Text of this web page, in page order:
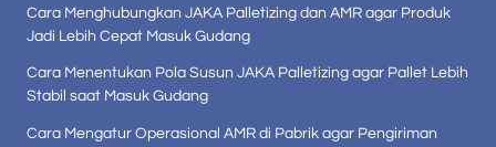
Cara Menghubungkan JAKA Palletizing dan AMR agar Produk
Jadi Lebih Cepat Masuk Gudang
Cara Menentukan Pola Susun JAKA Palletizing agar Pallet Lebih
Stabil saat Masuk Gudang
Cara Mengatur Operasional AMR di Pabrik agar Pengiriman